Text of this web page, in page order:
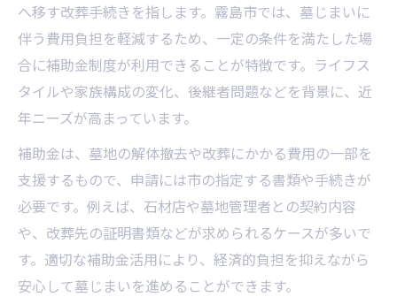
へ移す改葬手続きを指します。霧島市では、墓じまいに
伴う費用負担を軽減するため、一定の条件を満たした場
合に補助金制度が利用できることが特徴です。ライフス
タイルや家族構成の変化、後継者問題などを背景に、近
年ニーズが高まっています。
補助金は、墓地の解体撤去や改葬にかかる費用の一部を
支援するもので、申請には市の指定する書類や手続きが
必要です。例えば、石材店や墓地管理者との契約内容
や、改葬先の証明書類などが求められるケースが多いで
す。適切な補助金活用により、経済的負担を抑えながら
安心して墓じまいを進めることができます。